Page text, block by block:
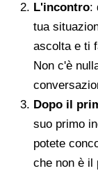
L'incontro:
tua
ascolta e ti
Non c'è
Dopo il
suo primo
potete
che non è il